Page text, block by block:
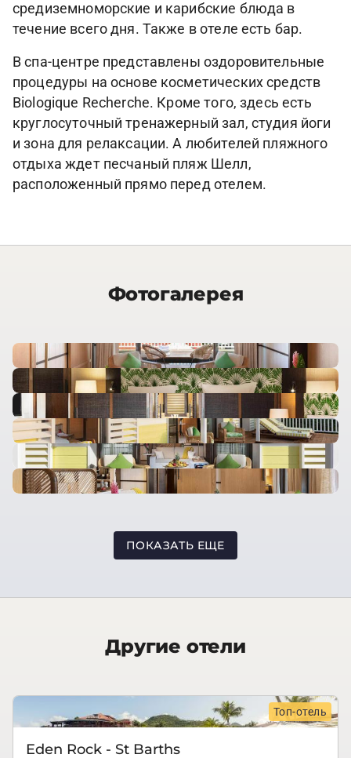
средиземноморские и карибские блюда в
течение всего дня. Также в отеле есть бар.
В спа-центре представлены оздоровительные
процедуры на основе косметических средств
Biologique Recherche. Кроме того, здесь есть
круглосуточный тренажерный зал, студия йоги
и зона для релаксации. А любителей пляжного
отдыха ждет песчаный пляж Шелл,
расположенный прямо перед отелем.
Фотогалерея
ПОКАЗАТЬ ЕЩЕ
Другие отели
Топ-отель
Eden Rock - St Barths